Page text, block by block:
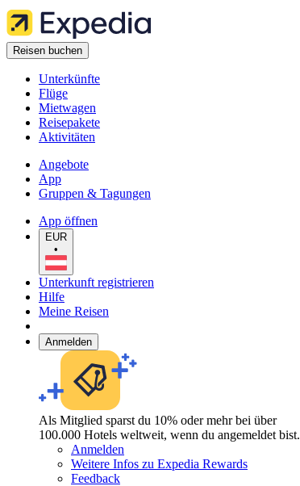
Reisen buchen
Unterkünfte
Flüge
Mietwagen
Reisepakete
Aktivitäten
Angebote
App
Gruppen & Tagungen
App öffnen
EUR
•
Unterkunft registrieren
Hilfe
Meine Reisen
Anmelden
Als Mitglied sparst du 10% oder mehr bei über
100.000 Hotels weltweit, wenn du angemeldet bist.
Anmelden
Weitere Infos zu Expedia Rewards
Feedback